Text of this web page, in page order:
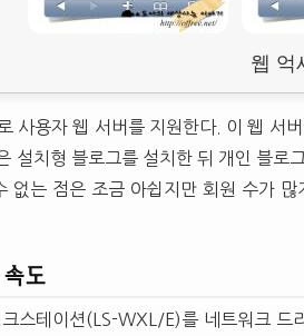
웹 억
사용자 웹 서버를 지원한다. 이 웹 서
설치형 블로그를 설치한 뒤 개인 블로
없는 점은 조금 아쉽지만 회원 수가
도
크스테이션(LS-WXL/E)를 네트워크 드